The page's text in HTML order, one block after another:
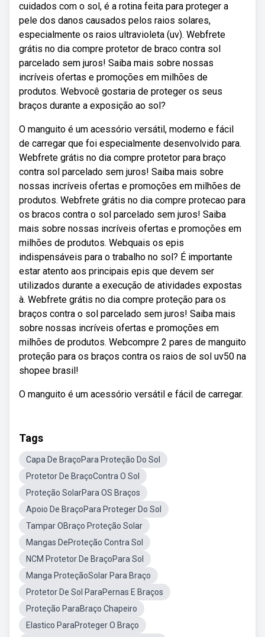
cuidados com o sol, é a rotina feita para proteger a
pele dos danos causados pelos raios solares,
especialmente os raios ultravioleta (uv). Webfrete
grátis no dia compre protetor de braco contra sol
parcelado sem juros! Saiba mais sobre nossas
incríveis ofertas e promoções em milhões de
produtos. Webvocê gostaria de proteger os seus
braços durante a exposição ao sol?
O manguito é um acessório versátil, moderno e fácil
de carregar que foi especialmente desenvolvido para.
Webfrete grátis no dia compre protetor para braço
contra sol parcelado sem juros! Saiba mais sobre
nossas incríveis ofertas e promoções em milhões de
produtos. Webfrete grátis no dia compre protecao para
os bracos contra o sol parcelado sem juros! Saiba
mais sobre nossas incríveis ofertas e promoções em
milhões de produtos. Webquais os epis
indispensáveis para o trabalho no sol? É importante
estar atento aos principais epis que devem ser
utilizados durante a execução de atividades expostas
à. Webfrete grátis no dia compre proteção para os
braços contra o sol parcelado sem juros! Saiba mais
sobre nossas incríveis ofertas e promoções em
milhões de produtos. Webcompre 2 pares de manguito
proteção para os braços contra os raios de sol uv50 na
shopee brasil!
O manguito é um acessório versátil e fácil de carregar.
Tags
Capa De BraçoPara Proteção Do Sol
Protetor De BraçoContra O Sol
Proteção SolarPara OS Braços
Apoio De BraçoPara Proteger Do Sol
Tampar OBraço Proteção Solar
Mangas DeProteção Contra Sol
NCM Protetor De BraçoPara Sol
Manga ProteçãoSolar Para Braço
Protetor De Sol ParaPernas E Braços
Proteção ParaBraço Chapeiro
Elastico ParaProteger O Braço